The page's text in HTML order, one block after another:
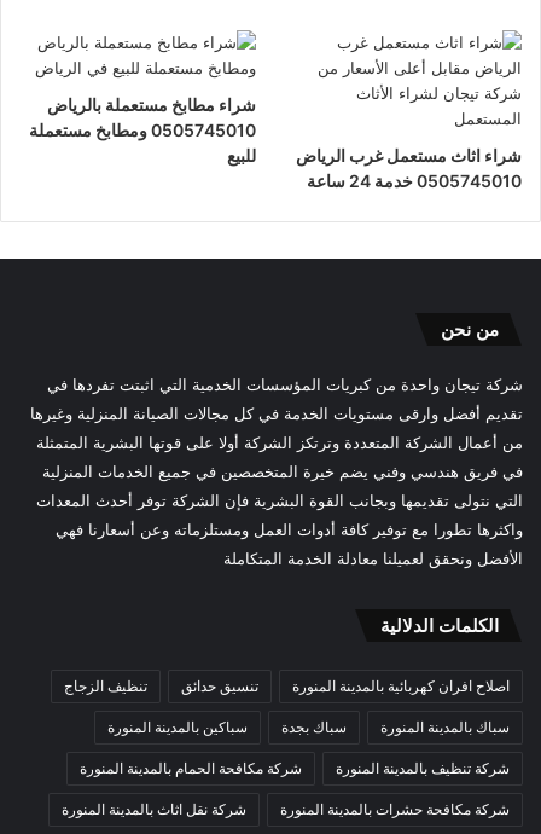
شراء اثاث مستعمل غرب الرياض
0505745010 خدمة 24 ساعة
شراء مطابخ مستعملة بالرياض
0505745010 ومطابخ مستعملة
للبيع
من نحن
شركة تيجان واحدة من كبريات المؤسسات الخدمية التي اثبتت تفردها في
تقديم أفضل وارقى مستويات الخدمة في كل مجالات الصيانة المنزلية وغيرها
من أعمال الشركة المتعددة وترتكز الشركة أولا على قوتها البشرية المتمثلة
في فريق هندسي وفني يضم خيرة المتخصصين في جميع الخدمات المنزلية
التي نتولى تقديمها وبجانب القوة البشرية فإن الشركة توفر أحدث المعدات
واكثرها تطورا مع توفير كافة أدوات العمل ومستلزماته وعن أسعارنا فهي
الأفضل ونحقق لعميلنا معادلة الخدمة المتكاملة
الكلمات الدلالية
اصلاح افران كهربائية بالمدينة المنورة تنسيق حدائق تنظيف الزجاج
سباك بالمدينة المنورة سباك بجدة سباكين بالمدينة المنورة
شركة تنظيف بالمدينة المنورة شركة مكافحة الحمام بالمدينة المنورة
شركة مكافحة حشرات بالمدينة المنورة شركة نقل اثاث بالمدينة المنورة